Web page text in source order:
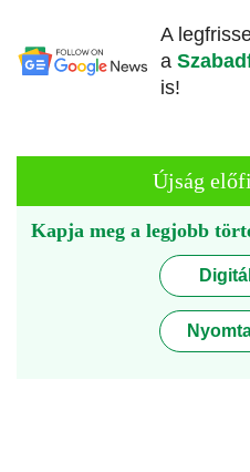
A
a
is!
Újság
Kapja meg a legjobb